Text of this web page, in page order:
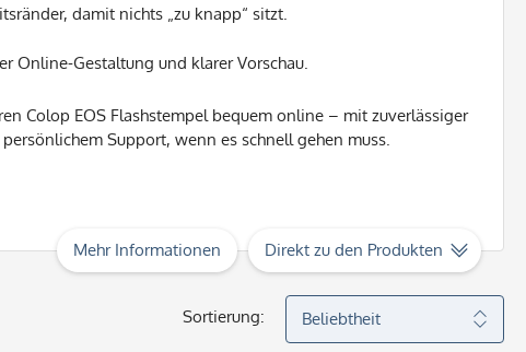
damit nichts „zu knapp“ sitzt.
Online-Gestaltung und klarer Vorschau.
Colop EOS Flashstempel bequem online – mit zuverlässiger
Support, wenn es schnell gehen muss.
Mehr Informationen Direkt zu den Produkten
Sortierung: